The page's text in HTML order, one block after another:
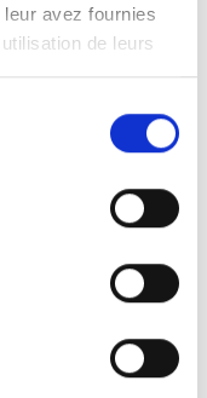
avez fournies
de leurs
cuisine plus
et installons des
réalisation
et fonctionnalité.